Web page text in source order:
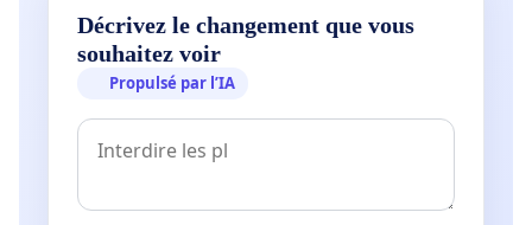
Décrivez le changement que vous
souhaitez voir
Propulsé par l’IA